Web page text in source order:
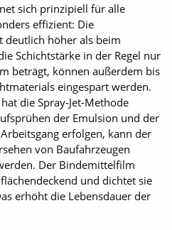
sich prinzipiell für alle
effizient: Die
deutlich höher als beim
Schichtstärke in der Regel nur
beträgt, können außerdem bis
eingespart werden.
die Spray-Jet-Methode
der Emulsion und der
erfolgen, kann der
von Baufahrzeugen
Der Bindemittelfilm
und dichtet sie
erhöht die Lebensdauer der